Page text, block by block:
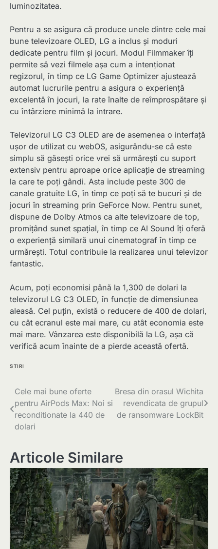
luminozitatea.
Pentru a se asigura că produce unele dintre cele mai
bune televizoare OLED, LG a inclus și moduri
dedicate pentru film și jocuri. Modul Filmmaker îți
permite să vezi filmele așa cum a intenționat
regizorul, în timp ce LG Game Optimizer ajustează
automat lucrurile pentru a asigura o experiență
excelentă în jocuri, la rate înalte de reîmprospătare și
cu întârziere minimă la intrare.
Televizorul LG C3 OLED are de asemenea o interfață
ușor de utilizat cu webOS, asigurându-se că este
simplu să găsești orice vrei să urmărești cu suport
extensiv pentru aproape orice aplicație de streaming
la care te poți gândi. Asta include peste 300 de
canale gratuite LG, în timp ce poți să te bucuri și de
jocuri în streaming prin GeForce Now. Pentru sunet,
dispune de Dolby Atmos ca alte televizoare de top,
promițând sunet spațial, în timp ce AI Sound îți oferă
o experiență similară unui cinematograf în timp ce
urmărești. Totul contribuie la realizarea unui televizor
fantastic.
Acum, poți economisi până la 1,300 de dolari la
televizorul LG C3 OLED, în funcție de dimensiunea
aleasă. Cel puțin, există o reducere de 400 de dolari,
cu cât ecranul este mai mare, cu atât economia este
mai mare. Vânzarea este disponibilă la LG, așa că
verifică acum înainte de a pierde această ofertă.
STIRI
Navigare
în
articole
Cele mai bune oferte
pentru AirPods Max: Noi si
reconditionate la 440 de
dolari
Bresa din orasul Wichita
revendicata de grupul
de ransomware LockBit
Articole Similare